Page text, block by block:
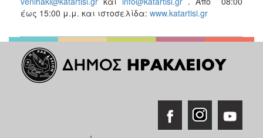
έως 15:00 μ.μ. και ιστοσελίδα: www.katartisi.gr